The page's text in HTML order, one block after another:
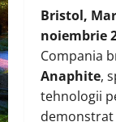
Bristol,
noiembrie
Compania
Anaphite,
tehnologii
demonstrat